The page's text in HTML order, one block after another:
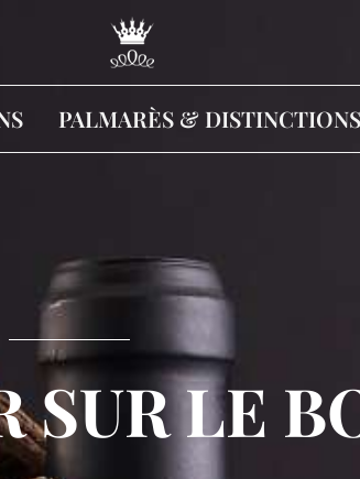
PALMARÈS & DISTINCTIONS
SUR LE